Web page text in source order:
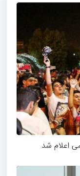
اعلام شد